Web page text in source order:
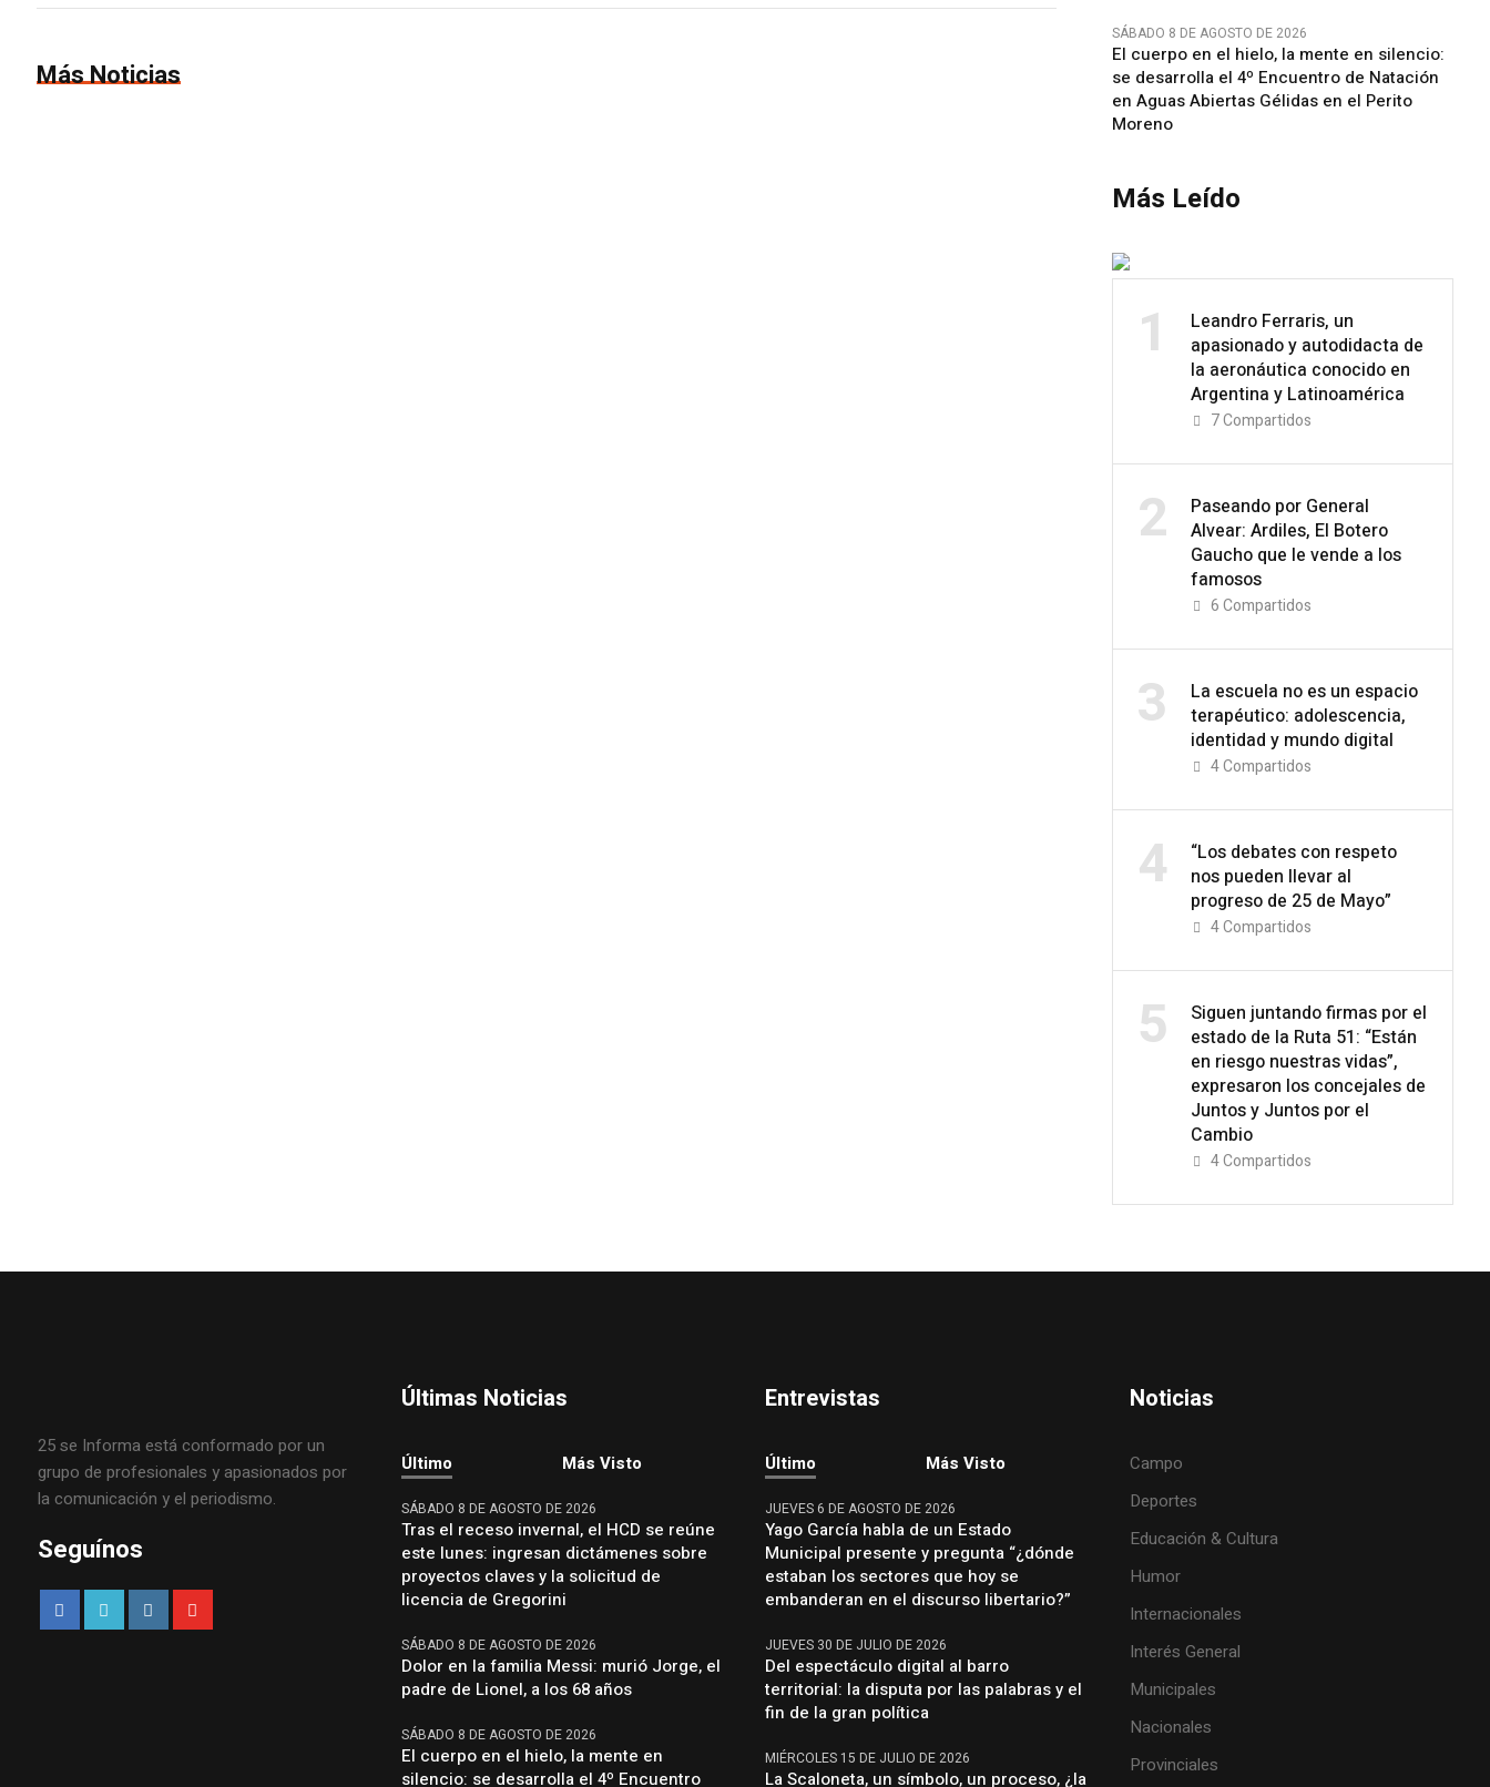
Más Noticias
SÁBADO 8 DE AGOSTO DE 2026
El cuerpo en el hielo, la mente en silencio:
se desarrolla el 4º Encuentro de Natación
en Aguas Abiertas Gélidas en el Perito
Moreno
Más Leído
1
Leandro Ferraris, un
apasionado y autodidacta de
la aeronáutica conocido en
Argentina y Latinoamérica
7Compartidos
2
Paseando por General
Alvear: Ardiles, El Botero
Gaucho que le vende a los
famosos
6Compartidos
3
La escuela no es un espacio
terapéutico: adolescencia,
identidad y mundo digital
4Compartidos
4
“Los debates con respeto
nos pueden llevar al
progreso de 25 de Mayo”
4Compartidos
5
Siguen juntando firmas por el
estado de la Ruta 51: “Están
en riesgo nuestras vidas”,
expresaron los concejales de
Juntos y Juntos por el
Cambio
4Compartidos
25 se Informa está conformado por un
grupo de profesionales y apasionados por
la comunicación y el periodismo.
Seguínos
Últimas Noticias
Último Más Visto
SÁBADO 8 DE AGOSTO DE 2026
Tras el receso invernal, el HCD se reúne
este lunes: ingresan dictámenes sobre
proyectos claves y la solicitud de
licencia de Gregorini
SÁBADO 8 DE AGOSTO DE 2026
Dolor en la familia Messi: murió Jorge, el
padre de Lionel, a los 68 años
SÁBADO 8 DE AGOSTO DE 2026
El cuerpo en el hielo, la mente en
silencio: se desarrolla el 4º Encuentro
Entrevistas
Último Más Visto
JUEVES 6 DE AGOSTO DE 2026
Yago García habla de un Estado
Municipal presente y pregunta “¿dónde
estaban los sectores que hoy se
embanderan en el discurso libertario?”
JUEVES 30 DE JULIO DE 2026
Del espectáculo digital al barro
territorial: la disputa por las palabras y el
fin de la gran política
MIÉRCOLES 15 DE JULIO DE 2026
La Scaloneta, un símbolo, un proceso, ¿la
Noticias
Campo
Deportes
Educación & Cultura
Humor
Internacionales
Interés General
Municipales
Nacionales
Provinciales